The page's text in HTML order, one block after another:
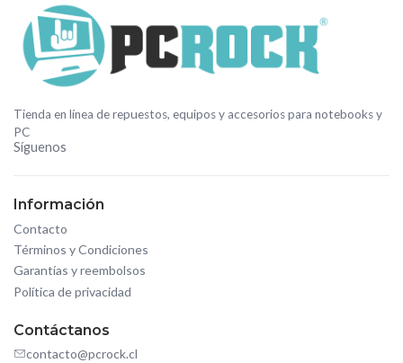
Tienda en línea de repuestos, equipos y accesorios para notebooks y
PC
Síguenos
Información
Contacto
Términos y Condiciones
Garantías y reembolsos
Política de privacidad
Contáctanos
contacto@pcrock.cl